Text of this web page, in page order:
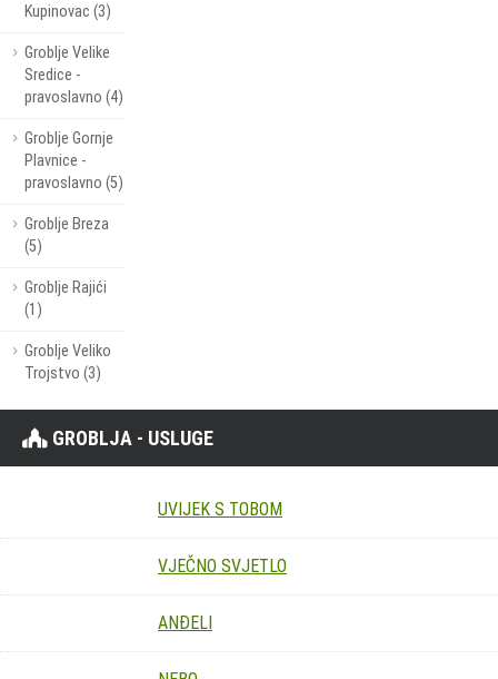
Kupinovac (3)
Groblje Velike
Sredice -
pravoslavno (4)
Groblje Gornje
Plavnice -
pravoslavno (5)
Groblje Breza
(5)
Groblje Rajići
(1)
Groblje Veliko
Trojstvo (3)
GROBLJA - USLUGE
UVIJEK S TOBOM
VJEČNO SVJETLO
ANĐELI